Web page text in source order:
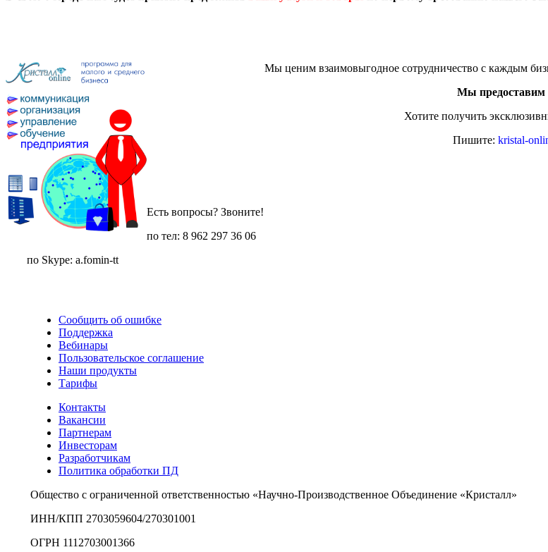
Мы ценим взаимовыгодное сотрудничество с каждым
Мы предоставим
Хотите получить
Пишите: kristal-
Есть вопросы? Звоните!
по тел: 8 962 297 36 06
по Skype: a.fomin-tt
Сообщить об ошибке
Поддержка
Вебинары
Пользовательское соглашение
Наши продукты
Тарифы
Контакты
Вакансии
Партнерам
Инвесторам
Разработчикам
Политика обработки ПД
Общество с ограниченной ответственностью «Научно-Производственное Объединение «Кристалл»
ИНН/КПП 2703059604/270301001
ОГРН 1112703001366